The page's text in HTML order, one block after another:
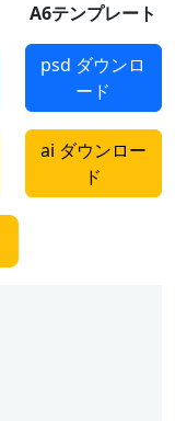
A6テンプレート
psd ダウンロ
ード
ai ダウンロー
ド